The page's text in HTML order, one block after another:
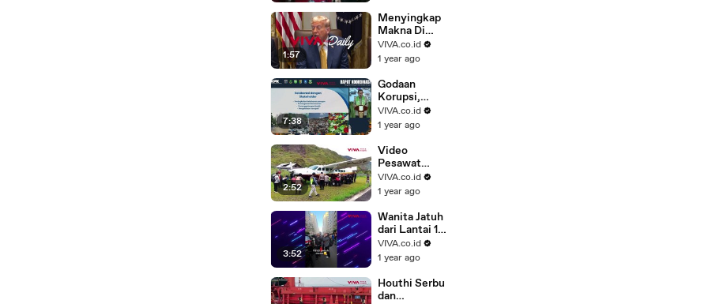
Pedemo
1:57
Menyingkap
Makna Di
Balik Foto
Trump Pakai
Superman
VIVA.co.id
1 year ago
7:38
Godaan
Korupsi,
Pramono
Anung selalu
Wajah Cucu
VIVA.co.id
1 year ago
2:52
Video
Pesawat
Pecah Ban
Saat
Bandara Mulia
Papua
VIVA.co.id
1 year ago
3:52
Wanita Jatuh
dari Lantai 19
Gegara Pria
Misterius
VIVA.co.id
1 year ago
Houthi Serbu
dan